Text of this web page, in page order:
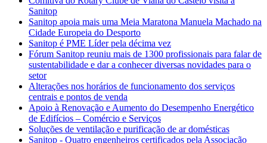
Sanitop
Sanitop apoia mais uma Meia Maratona Manuela Machado na
Cidade Europeia do Desporto
Sanitop é PME Líder pela décima vez
Fórum Sanitop reuniu mais de 1300 profissionais para falar de
sustentabilidade e dar a conhecer diversas novidades para o
setor
Alterações nos horários de funcionamento dos serviços
centrais e pontos de venda
Apoio à Renovação e Aumento do Desempenho Energético
de Edifícios – Comércio e Serviços
Soluções de ventilação e purificação de ar domésticas
Sanitop - Quatro engenheiros certificados pela Associação